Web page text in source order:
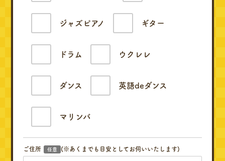
ジャズピアノ ギター
ドラム ウクレレ
ダンス 英語deダンス
マリンバ
ご住所 任意 (※あくまでも目安としてお伺いいたします)